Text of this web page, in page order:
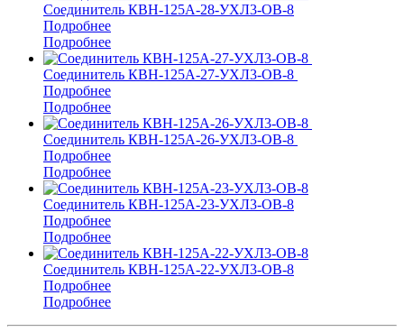
Соединитель КВН-125А-28-УХЛ3-ОВ-8
Подробнее
Подробнее
Соединитель КВН-125А-27-УХЛ3-ОВ-8
Подробнее
Подробнее
Соединитель КВН-125А-26-УХЛ3-ОВ-8
Подробнее
Подробнее
Соединитель КВН-125А-23-УХЛ3-ОВ-8
Подробнее
Подробнее
Соединитель КВН-125А-22-УХЛ3-ОВ-8
Подробнее
Подробнее